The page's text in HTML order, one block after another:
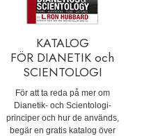
KATALOG
FÖR DIANETIK och
SCIENTOLOGI
För att ta reda på mer om
Dianetik- och Scientologi-
principer och hur de används,
begär en gratis katalog över